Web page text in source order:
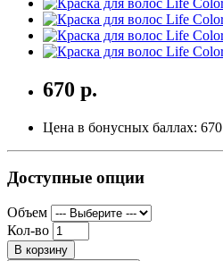
670 р.
Цена в бонусных баллах: 670
Доступные опции
Объем
Кол-во
В корзину